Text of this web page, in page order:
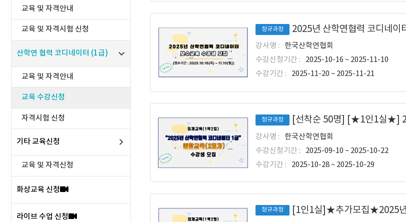
교육 및 자격안내
교육 및 자격시험 신청
산학연 협력 코디네이터 (1급)
교육 및 자격안내
교육 수강신청
자격시험 신청
기타 교육신청
교육 및 자격신청
화상교육 신청
라이브 수업 신청
정규과정 2025년 산학연협력 코디네이
강사명 : 한국산학연협회
수강신청기간 :
2025-10-16 ~ 2025-11-10
수강기간 :
2025-11-20 ~ 2025-11-21
정규과정
강사명 : 한국산학연협회
수강신청기간 :
2025-09-10 ~ 2025-10-22
수강기간 :
2025-10-28 ~ 2025-10-29
정규과정